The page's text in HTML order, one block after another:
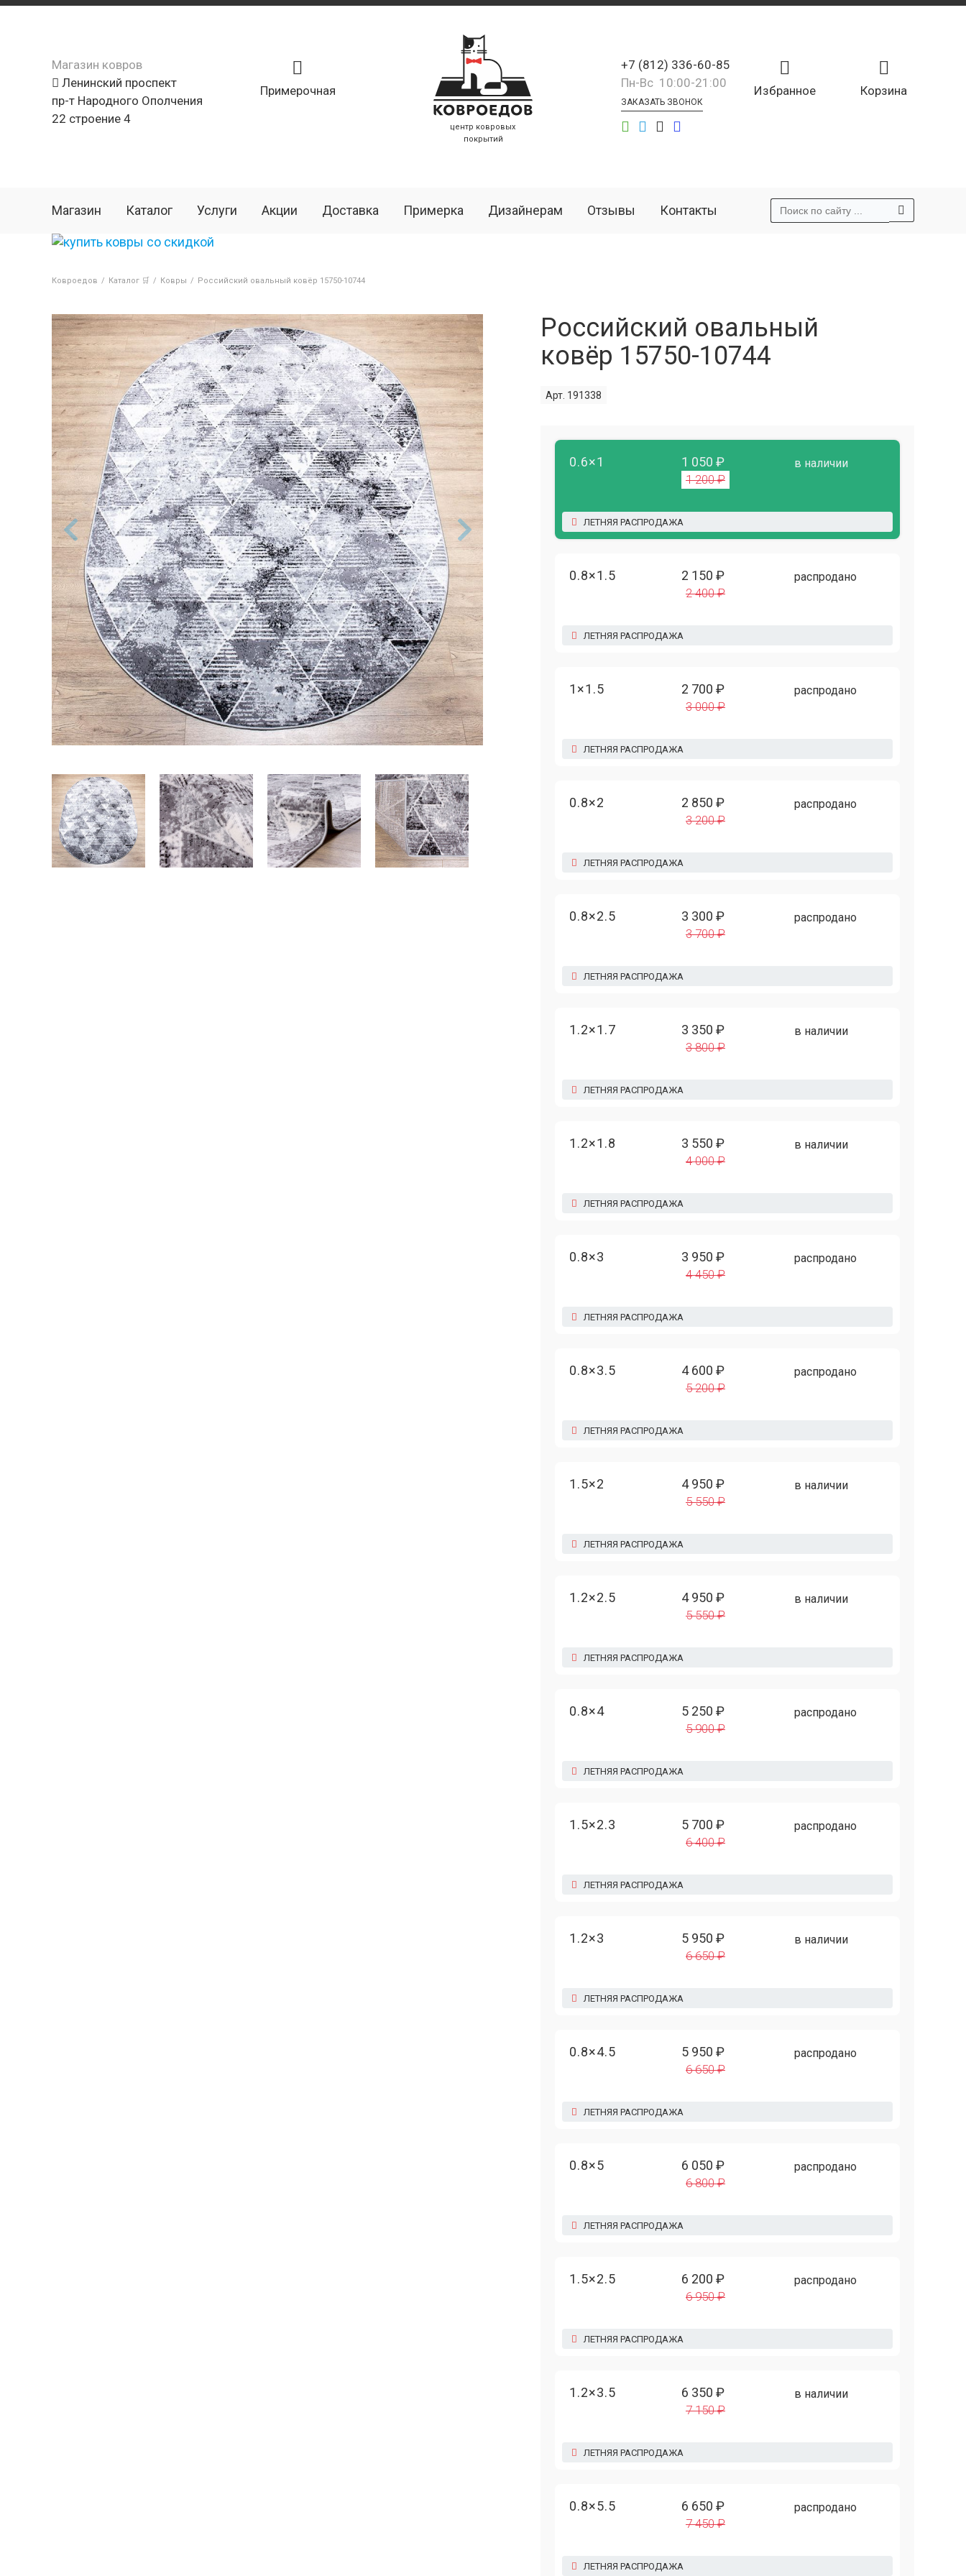
Магазин ковров
Ленинский проспект
пр-т Народного Ополчения
22 строение 4
Примерочная
центр ковровых
покрытий
Корзина
Избранное
+7 (812) 336-60-85
Пн-Вс 10:00-21:00
ЗАКАЗАТЬ ЗВОНОК
Магазин Каталог Услуги Акции Доставка Примерка Дизайнерам Отзывы Контакты
Ковроедов / Каталог 🛒 / Ковры / Российский овальный ковёр 15750-10744
Российский овальный
ковёр 15750-10744
Арт. 191338
0.6×1 1 050 ₽
1 200 ₽
в наличии
ЛЕТНЯЯ РАСПРОДАЖА
0.8×1.5 2 150 ₽
2 400 ₽
распродано
ЛЕТНЯЯ РАСПРОДАЖА
1×1.5 2 700 ₽
3 000 ₽
распродано
ЛЕТНЯЯ РАСПРОДАЖА
0.8×2 2 850 ₽
3 200 ₽
распродано
ЛЕТНЯЯ РАСПРОДАЖА
0.8×2.5 3 300 ₽
3 700 ₽
распродано
ЛЕТНЯЯ РАСПРОДАЖА
1.2×1.7 3 350 ₽
3 800 ₽
в наличии
ЛЕТНЯЯ РАСПРОДАЖА
1.2×1.8 3 550 ₽
4 000 ₽
в наличии
ЛЕТНЯЯ РАСПРОДАЖА
0.8×3 3 950 ₽
4 450 ₽
распродано
ЛЕТНЯЯ РАСПРОДАЖА
0.8×3.5 4 600 ₽
5 200 ₽
распродано
ЛЕТНЯЯ РАСПРОДАЖА
1.5×2 4 950 ₽
5 550 ₽
в наличии
ЛЕТНЯЯ РАСПРОДАЖА
1.2×2.5 4 950 ₽
5 550 ₽
в наличии
ЛЕТНЯЯ РАСПРОДАЖА
0.8×4 5 250 ₽
5 900 ₽
распродано
ЛЕТНЯЯ РАСПРОДАЖА
1.5×2.3 5 700 ₽
6 400 ₽
распродано
ЛЕТНЯЯ РАСПРОДАЖА
1.2×3 5 950 ₽
6 650 ₽
в наличии
ЛЕТНЯЯ РАСПРОДАЖА
0.8×4.5 5 950 ₽
6 650 ₽
распродано
ЛЕТНЯЯ РАСПРОДАЖА
0.8×5 6 050 ₽
6 800 ₽
распродано
ЛЕТНЯЯ РАСПРОДАЖА
1.5×2.5 6 200 ₽
6 950 ₽
распродано
ЛЕТНЯЯ РАСПРОДАЖА
1.2×3.5 6 350 ₽
7 150 ₽
в наличии
ЛЕТНЯЯ РАСПРОДАЖА
0.8×5.5 6 650 ₽
7 450 ₽
распродано
ЛЕТНЯЯ РАСПРОДАЖА